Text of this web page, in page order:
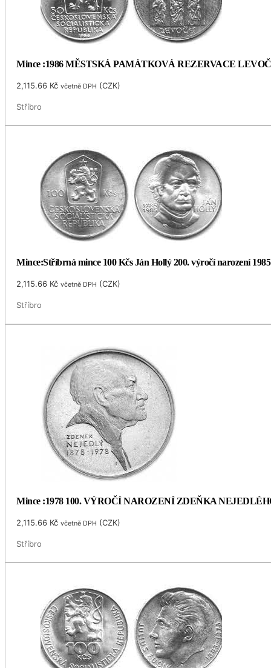
Mince :1986 MĚSTSKÁ PAMÁTKOVÁ REZERVACE
2,115.66 Kč včetně DPH (CZK)
Stříbro
Mince:Stříbrná mince 100 Kčs Ján Hollý 200. výročí narození 1985
2,115.66 Kč včetně DPH (CZK)
Stříbro
Mince :1978 100. VÝROČÍ NAROZENÍ ZDEŇKA
2,115.66 Kč včetně DPH (CZK)
Stříbro